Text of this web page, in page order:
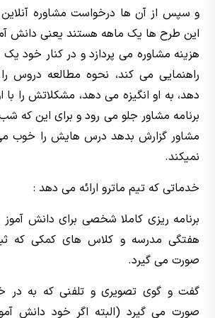
و سپس از آن ها درخواست مشاوره
این طرح ها یک ماهه هستند یعنی دانش
هزینه مشاوره می پردازد و در کنار خود یک
راهنمایی می کند، نحوه مطالعه دروس
دهد، به او انگیزه می دهد، مشکلاتش را با
برنامه مشاور جلو می رود و برای این که
مشاور گزارش بدهد درس هایش را خوب
نمیکند.
خدماتی که تیم ماترو ارائه می دهد :
برنامه ریزی کاملا شخصی برای دانش آموز
هفتگی مدرسه و کلاس های کمکی که
صورت می گیرد.
گفت و گوی تصویری و تلفنی که به در
صورت می گیرد (البته اگر خود دانش